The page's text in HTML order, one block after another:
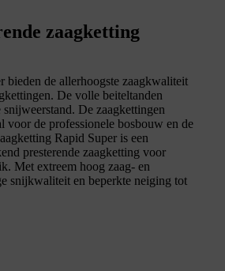
zaagketting
bieden de allerhoogste zaagkwaliteit
De volle beiteltanden
snijweerstand. De zaagkettingen
voor de professionele bosbouw en de
Rapid Super is een
presterende zaagketting voor
Met extreem hoog zaag- en
snijkwaliteit en beperkte neiging tot